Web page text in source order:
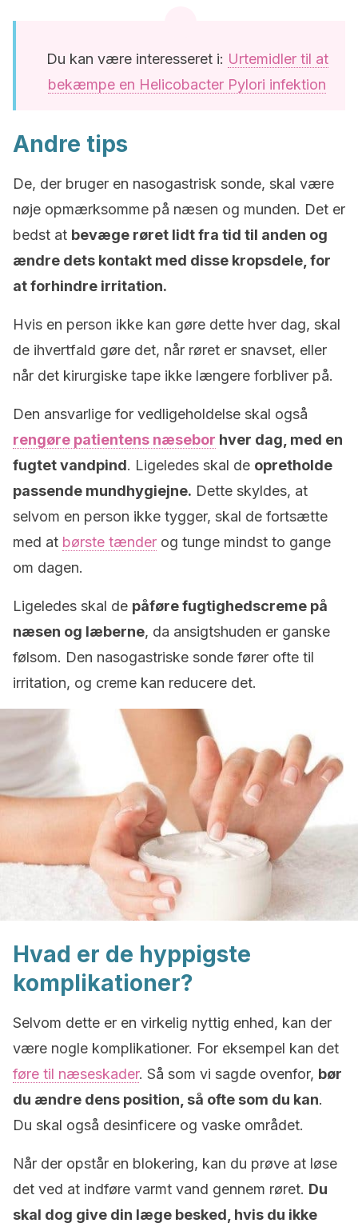
Du kan være interesseret i: Urtemidler til at
bekæmpe en Helicobacter Pylori infektion
Andre tips
De, der bruger en nasogastrisk sonde, skal være
nøje opmærksomme på næsen og munden. Det er
bedst at bevæge røret lidt fra tid til anden og
ændre dets kontakt med disse kropsdele, for
at forhindre irritation.
Hvis en person ikke kan gøre dette hver dag, skal
de ihvertfald gøre det, når røret er snavset, eller
når det kirurgiske tape ikke længere forbliver på.
Den ansvarlige for vedligeholdelse skal også
rengøre patientens næsebor hver dag, med en
fugtet vandpind. Ligeledes skal de opretholde
passende mundhygiejne. Dette skyldes, at
selvom en person ikke tygger, skal de fortsætte
med at børste tænder og tunge mindst to gange
om dagen.
Ligeledes skal de påføre fugtighedscreme på
næsen og læberne, da ansigtshuden er ganske
følsom. Den nasogastriske sonde fører ofte til
irritation, og creme kan reducere det.
Hvad er de hyppigste
komplikationer?
Selvom dette er en virkelig nyttig enhed, kan der
være nogle komplikationer. For eksempel kan det
føre til næseskader. Så som vi sagde ovenfor, bør
du ændre dens position, så ofte som du kan.
Du skal også desinficere og vaske området.
Når der opstår en blokering, kan du prøve at løse
det ved at indføre varmt vand gennem røret. Du
skal dog give din læge besked, hvis du ikke